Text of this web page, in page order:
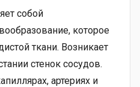
собой
которое
ткани. Возникает
стенок сосудов.
артериях и